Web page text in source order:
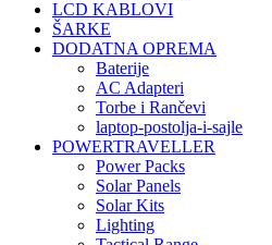
LCD KABLOVI
ŠARKE
DODATNA OPREMA
Baterije
AC Adapteri
Torbe i Rančevi
laptop-postolja-i-sajle
POWERTRAVELLER
Power Packs
Solar Panels
Solar Kits
Lighting